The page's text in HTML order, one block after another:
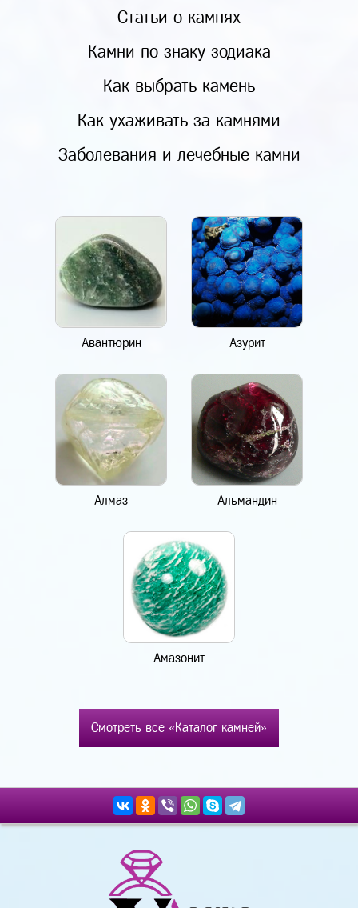
Статьи о камнях
Камни по знаку зодиака
Как выбрать камень
Как ухаживать за камнями
Заболевания и лечебные камни
Авантюрин Азурит
Алмаз Альмандин
Амазонит
Смотреть все «Каталог камней»